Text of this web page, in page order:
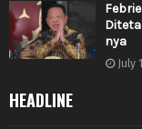
nya
July
HEADLINE